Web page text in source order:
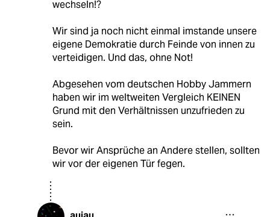
wechseln!?
Wir sind ja noch nicht einmal imstande unsere
eigene Demokratie durch Feinde von innen zu
verteidigen. Und das, ohne Not!
Abgesehen vom deutschen Hobby Jammern
haben wir im weltweiten Vergleich KEINEN
Grund mit den Verhältnissen unzufrieden zu
sein.
Bevor wir Ansprüche an Andere stellen, sollten
wir vor der eigenen Tür fegen.